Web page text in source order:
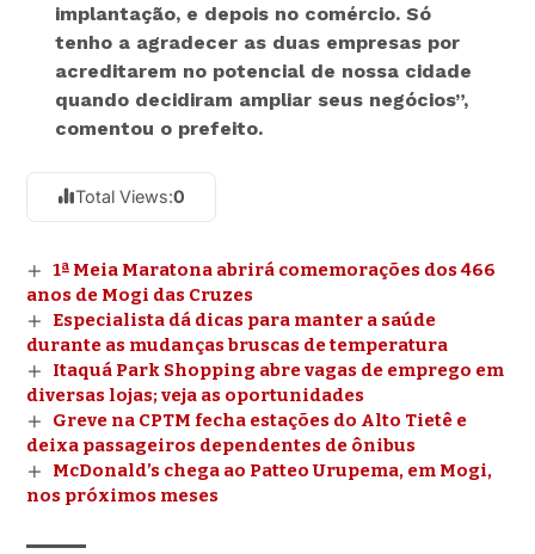
implantação, e depois no comércio. Só
tenho a agradecer as duas empresas por
acreditarem no potencial de nossa cidade
quando decidiram ampliar seus negócios”,
comentou o prefeito.
Total Views:0
1ª Meia Maratona abrirá comemorações dos 466
anos de Mogi das Cruzes
Especialista dá dicas para manter a saúde
durante as mudanças bruscas de temperatura
Itaquá Park Shopping abre vagas de emprego em
diversas lojas; veja as oportunidades
Greve na CPTM fecha estações do Alto Tietê e
deixa passageiros dependentes de ônibus
McDonald’s chega ao Patteo Urupema, em Mogi,
nos próximos meses